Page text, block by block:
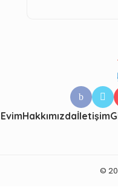
Hakkımızdaİletişim
©